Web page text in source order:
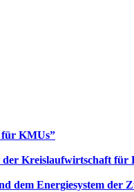
für KMUs”
der Kreislaufwirtschaft für
dem Energiesystem der